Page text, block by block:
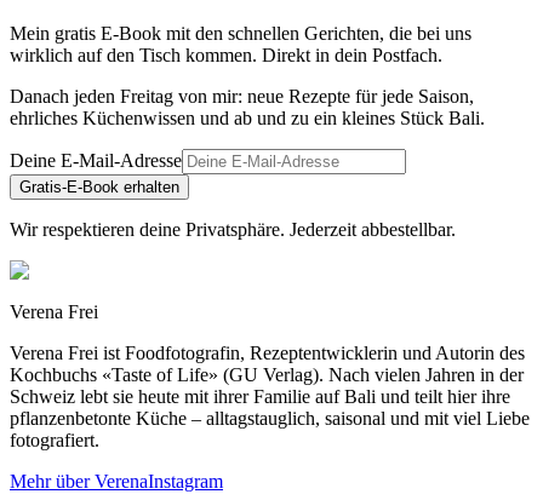
Mein gratis E-Book mit den schnellen Gerichten, die bei uns
wirklich auf den Tisch kommen. Direkt in dein Postfach.
Danach jeden Freitag von mir: neue Rezepte für jede Saison,
ehrliches Küchenwissen und ab und zu ein kleines Stück Bali.
Deine E-Mail-Adresse
Gratis-E-Book erhalten
Wir respektieren deine Privatsphäre. Jederzeit abbestellbar.
Verena Frei
Verena Frei ist Foodfotografin, Rezeptentwicklerin und Autorin des
Kochbuchs «Taste of Life» (GU Verlag). Nach vielen Jahren in der
Schweiz lebt sie heute mit ihrer Familie auf Bali und teilt hier ihre
pflanzenbetonte Küche – alltagstauglich, saisonal und mit viel Liebe
fotografiert.
Mehr über VerenaInstagram